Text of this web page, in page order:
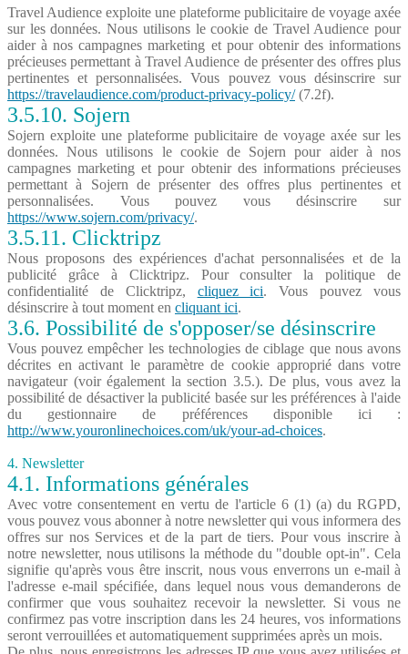
Travel Audience exploite une plateforme publicitaire de voyage axée
sur les données. Nous utilisons le cookie de Travel Audience pour
aider à nos campagnes marketing et pour obtenir des informations
précieuses permettant à Travel Audience de présenter des offres plus
pertinentes et personnalisées. Vous pouvez vous désinscrire sur
https://travelaudience.com/product-privacy-policy/(7.2f).
3.5.10. Sojern
Sojern exploite une plateforme publicitaire de voyage axée sur les
données. Nous utilisons le cookie de Sojern pour aider à nos
campagnes marketing et pour obtenir des informations précieuses
permettant à Sojern de présenter des offres plus pertinentes et
personnalisées. Vous pouvez vous désinscrire sur
https://www.sojern.com/privacy/.
3.5.11. Clicktripz
Nous proposons des expériences d'achat personnalisées et de la
publicité grâce à Clicktripz. Pour consulter la politique de
confidentialité de Clicktripz, cliquez ici. Vous pouvez vous
désinscrire à tout moment en cliquant ici.
3.6. Possibilité de s'opposer/se désinscrire
Vous pouvez empêcher les technologies de ciblage que nous avons
décrites en activant le paramètre de cookie approprié dans votre
navigateur (voir également la section 3.5.). De plus, vous avez la
possibilité de désactiver la publicité basée sur les préférences à l'aide
du gestionnaire de préférences disponible ici :
http://www.youronlinechoices.com/uk/your-ad-choices.
4. Newsletter
4.1. Informations générales
Avec votre consentement en vertu de l'article 6 (1) (a) du RGPD,
vous pouvez vous abonner à notre newsletter qui vous informera des
offres sur nos Services et de la part de tiers. Pour vous inscrire à
notre newsletter, nous utilisons la méthode du "double opt-in". Cela
signifie qu'après vous être inscrit, nous vous enverrons un e-mail à
l'adresse e-mail spécifiée, dans lequel nous vous demanderons de
confirmer que vous souhaitez recevoir la newsletter. Si vous ne
confirmez pas votre inscription dans les 24 heures, vos informations
seront verrouillées et automatiquement supprimées après un mois.